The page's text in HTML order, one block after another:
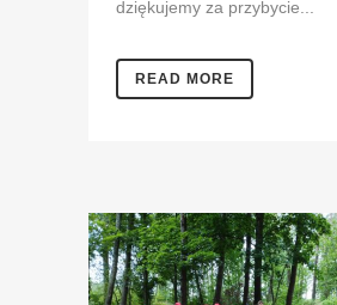
dziękujemy za przybycie...
READ MORE